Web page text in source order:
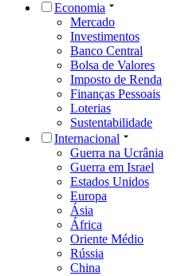
Economia
Mercado
Investimentos
Banco Central
Bolsa de Valores
Imposto de Renda
Finanças Pessoais
Loterias
Sustentabilidade
Internacional
Guerra na Ucrânia
Guerra em Israel
Estados Unidos
Europa
Ásia
África
Oriente Médio
Rússia
China